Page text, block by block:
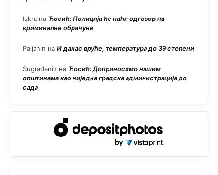
Iskra на Ћосић: Полиција ће наћи одговор на
криминалне обрачуне
Paljanin на И данас вруће, температура до 39 степени
Sugrađanin на Ћосић: Доприносимо нашим
општинама као ниједна градска администрација до
сада